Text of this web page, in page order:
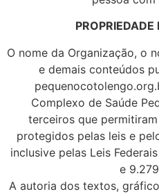
O nome da Organização, o
e demais conteúdos
Complexo de Saúde
terceiros que
protegidos pelas leis e
inclusive pelas Leis
e
A autoria dos textos,